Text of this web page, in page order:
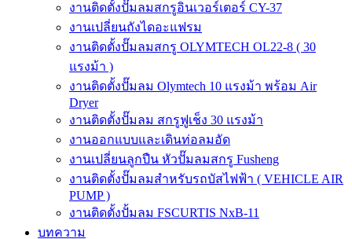
งานติดตั้งปั๊มลมสกรูอินเวอร์เตอร์ CY-37
งานเปลี่ยนถังไดอะแฟรม
งานติดตั้งปั๊มลมสกรู OLYMTECH OL22-8 ( 30
แรงม้า )
งานติดตั้งปั๊มลม Olymtech 10 แรงม้า พร้อม Air
Dryer
งานติดตั้งปั๊มลม สกรูฟูเช็ง 30 แรงม้า
งานออกแบบและเดินท่อลมอัด
งานเปลี่ยนลูกปืน หัวปั๊มลมสกรู Fusheng
งานติดตั้งปั๊มลมสำหรับรถบัสไฟฟ้า ( VEHICLE AIR
PUMP )
งานติดตั้งปั้มลม FSCURTIS NxB-11
บทความ